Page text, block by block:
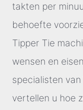
takten per
behoefte
Tipper Tie
wensen en
specialisten
vertellen u hoe